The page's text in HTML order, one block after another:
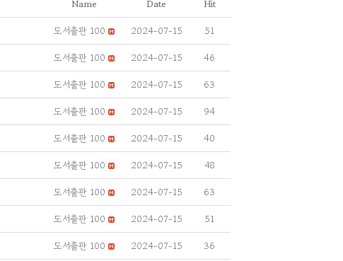
Name Date
Hit
도서출판 100 2024-07-15
51
도서출판 100 2024-07-15
46
도서출판 100 2024-07-15
63
도서출판 100 2024-07-15
94
도서출판 100 2024-07-15
40
도서출판 100 2024-07-15
48
도서출판 100 2024-07-15
63
도서출판 100 2024-07-15
51
도서출판 100 2024-07-15
36